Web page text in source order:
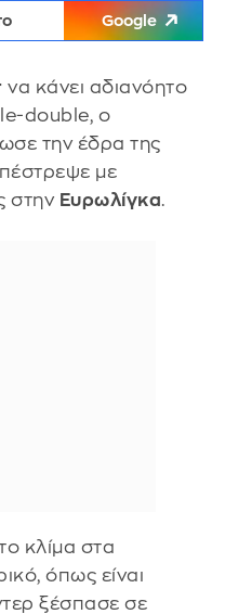
Google
να κάνει αδιανόητο
double, ο
την έδρα της
με
στην Ευρωλίγκα.
κλίμα στα
όπως είναι
ξέσπασε σε